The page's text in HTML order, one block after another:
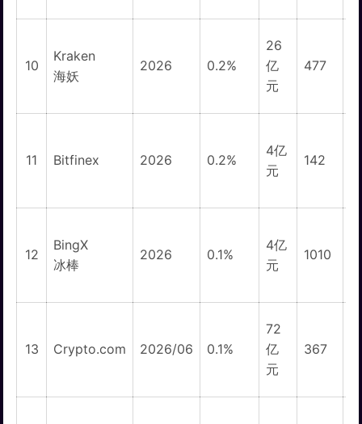
10
Kraken
海妖
2026 0.2%
26
亿
元
477
11 Bitfinex 2026 0.2%
4亿
元
142
12
BingX
冰棒
2026 0.1%
4亿
元
1010
13 Crypto.com 2026/06 0.1%
72
亿
元
367